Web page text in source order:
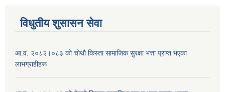
विधुतीय शुसासन सेवा
आ.व. २०८२।०८३ काे चोथाै‌ किस्ता सामाजिक सुरक्षा भत्ता प्राप्त भएका
लाभग्राहीहरू